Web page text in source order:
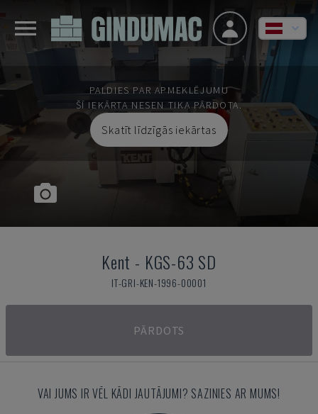
PALDIES PAR APMEKLĒJUMU
ŠĪ IEKĀRTA NESEN TIKA PĀRDOTA.
Skatīt līdzīgās iekārtas
Kent - KGS-63 SD
IT-GRI-KEN-1996-00001
PĀRDOTS
VAI JUMS IR VĒL KĀDI JAUTĀJUMI? SAZINIES AR MUMS!